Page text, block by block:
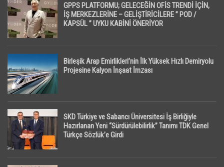
GPPS PLATFORMU; GELECEĞİN OFİS TRENDİ İÇİN,
İŞ MERKEZLERİNE – GELİŞTİRİCİLERE ” POD /
KAPSÜL ” UYKU KABİNİ ÖNERİYOR
Birleşik Arap Emirlikleri’nin İlk Yüksek Hızlı Demiryolu
Projesine Kalyon İnşaat İmzası
SKD Türkiye ve Sabancı Üniversitesi İş Birliğiyle
Hazırlanan Yeni “Sürdürülebilirlik” Tanımı TDK Genel
Türkçe Sözlük’e Girdi